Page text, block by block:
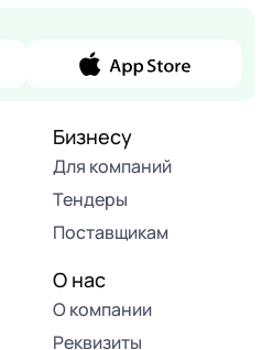
Бизнесу
Для компаний
Тендеры
Поставщикам
О нас
О компании
Реквизиты